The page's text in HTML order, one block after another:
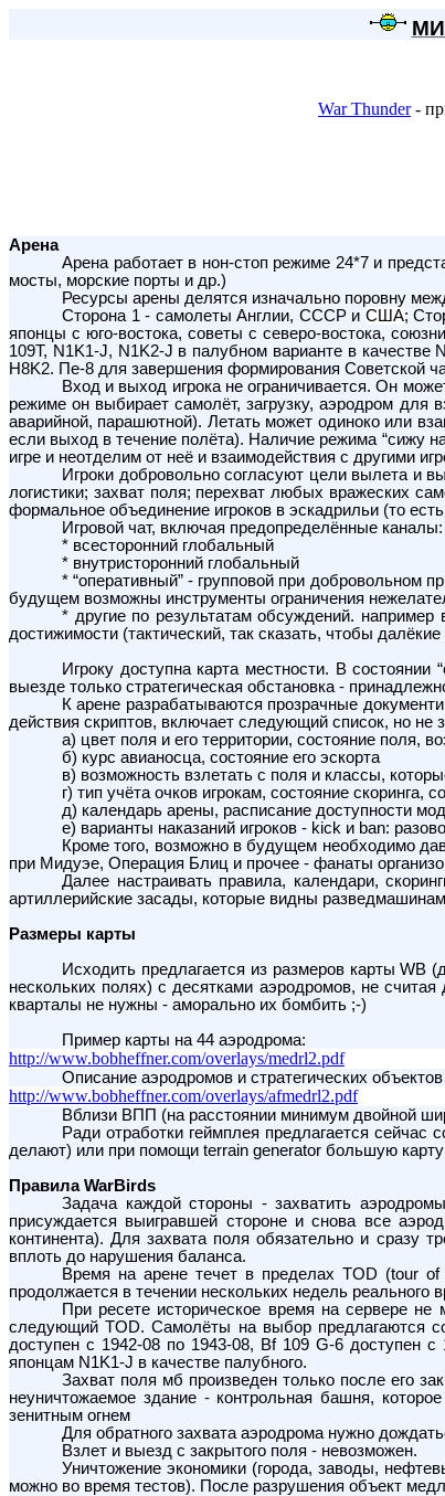
War Thunder-
Арена
Арена работает в нон-стоп режиме 24*7 и
мосты, морские порты и др.)
Ресурсы арены делятся изначально поровну
Сторона 1 - самолеты Англии, СССР и США;
японцы с юго-востока, советы с северо-востока,
109T, N1K1-J, N1K2-J в палубном варианте в
H8K2. Пе-8 для завершения формирования Советской
Вход и выход игрока не ограничивается. Он
режиме он выбирает самолёт, загрузку, аэродром для
аварийной, парашютной). Летать может одиноко или
если выход в течение полёта). Наличие режима “сижу
игре и неотделим от неё и взаимодействия с другими
Игроки добровольно согласуют цели вылета и
логистики; захват поля; перехват любых вражеских
формальное объединение игроков в эскадрильи (то
Игровой чат, включая предопределённые каналы:
* всесторонний глобальный
* внутристоронний глобальный
* “оперативный” - групповой при добровольном
будущем возможны инструменты ограничения
* другие по результатам обсуждений.
достижимости (тактический, так сказать, чтобы
Игроку доступна карта местности. В
выезде только стратегическая обстановка -
К арене разрабатываются прозрачные
действия скриптов, включает следующий список, но не
а) цвет поля и его территории, состояние поля,
б) курс авианосца, состояние его эскорта
в) возможность взлетать с поля и классы,
г) тип учёта очков игрокам, состояние
д) календарь арены, расписание доступности
е) варианты наказаний игроков - kick и ban:
Кроме того, возможно в будущем необходимо
при Мидуэе, Операция Блиц и прочее - фанаты
Далее настраивать правила, календари,
артиллерийские засады, которые видны
Размеры карты
Исходить предлагается из размеров карты WB
нескольких полях) с десятками аэродромов, не
кварталы не нужны - аморально их бомбить ;-)
Пример карты на 44 аэродрома:
http://www.bobheffner.com/overlays/medrl2.pdf
Описание аэродромов и стратегических
http://www.bobheffner.com/overlays/afmedrl2.pdf
Вблизи ВПП (на расстоянии минимум двойной
Ради отработки геймплея предлагается сейчас
делают) или при помощи terrain generator большую
Правила WarBirds
Задача каждой стороны - захватить
присуждается выигравшей стороне и снова все
континента). Для захвата поля обязательно и сразу
вплоть до нарушения баланса.
Время на арене течет в пределах TOD (tour
продолжается в течении нескольких недель реального
При ресете историческое время на сервере не
следующий TOD. Самолёты на выбор предлагаются
доступен с 1942-08 по 1943-08, Bf 109 G-6 доступен
японцам N1K1-J в качестве палубного.
Захват поля мб произведен только после его
неуничтожаемое здание - контрольная башня,
зенитным огнем
Для обратного захвата аэродрома нужно
Взлет и выезд с закрытого поля - невозможен.
Уничтожение экономики (города, заводы,
можно во время тестов). После разрушения объект